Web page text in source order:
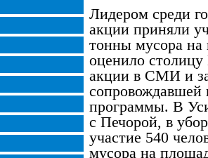
Лидером среди
акции приняли
тонны мусора
оценило
акции в СМИ и
сопровождавшей
программы. В
с Печорой, в
участие 540
мусора на